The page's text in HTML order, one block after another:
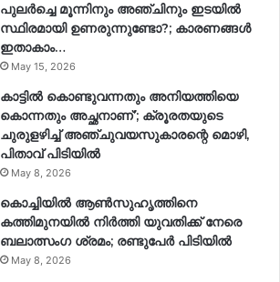
പുലർച്ചെ മൂന്നിനും അഞ്ചിനും ഇടയിൽ
സ്ഥിരമായി ഉണരുന്നുണ്ടോ?; കാരണങ്ങള്‍
ഇതാകാം…
May 15, 2026
കാട്ടിൽ കൊണ്ടുവന്നതും അനിയത്തിയെ
കൊന്നതും അച്ഛനാണ്’; ക്രൂരതയുടെ
ചുരുളഴിച്ച് അഞ്ചുവയസുകാരന്റെ മൊഴി,
പിതാവ് പിടിയിൽ
May 8, 2026
കൊച്ചിയിൽ ആൺസുഹൃത്തിനെ
കത്തിമുനയിൽ നിർത്തി യുവതിക്ക് നേരെ
ബലാത്സംഗ​ ശ്രമം; രണ്ടുപേർ പിടിയിൽ
May 8, 2026